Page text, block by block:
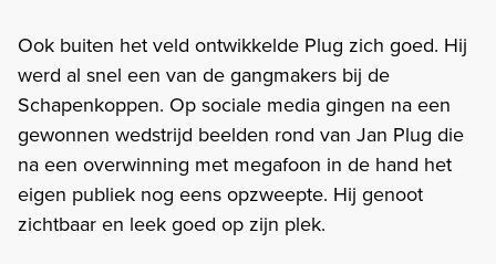
Ook buiten het veld ontwikkelde Plug zich goed. Hij
werd al snel een van de gangmakers bij de
Schapenkoppen. Op sociale media gingen na een
gewonnen wedstrijd beelden rond van Jan Plug die
na een overwinning met megafoon in de hand het
eigen publiek nog eens opzweepte. Hij genoot
zichtbaar en leek goed op zijn plek.